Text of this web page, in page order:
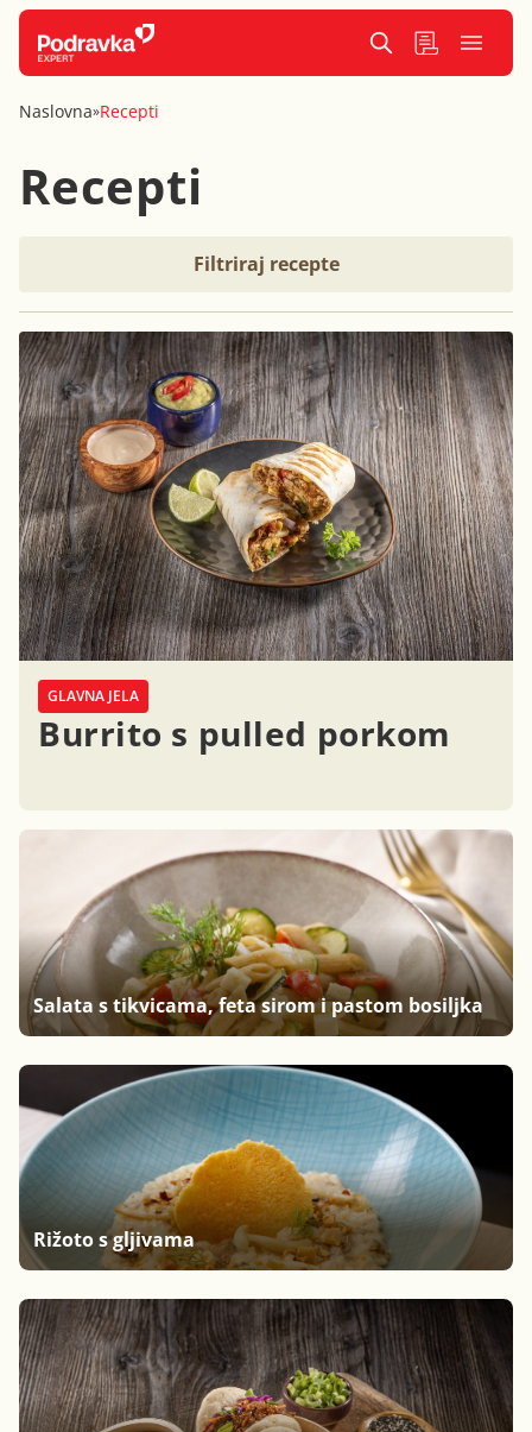
Naslovna»Recepti
Recepti
Filtriraj recepte
GLAVNA JELA
Burrito s pulled porkom
Salata s tikvicama, feta sirom i pastom bosiljka
Rižoto s gljivama